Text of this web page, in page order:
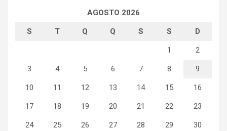
AGOSTO 2026
S T Q Q S S D
1 2
3 4 5 6 7 8 9
10 11 12 13 14 15 16
17 18 19 20 21 22 23
24 25 26 27 28 29 30